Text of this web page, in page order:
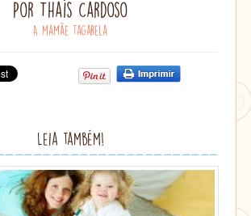
Por Thaís Cardoso
A mamãe tagarela
Compartilhe
(abre
em
nova
janela)
Clique
Pinterest(abre
em
nova
janela)
Clique
Leia também!